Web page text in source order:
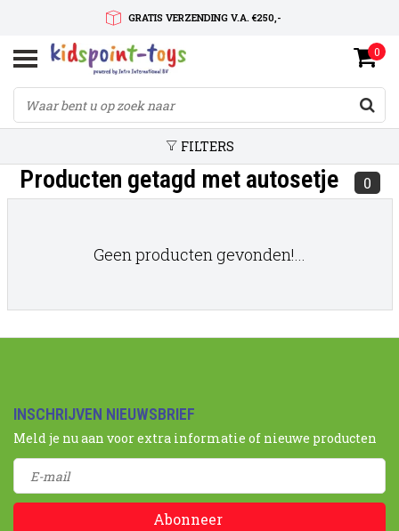
GRATIS VERZENDING V.A. €250,-
SNELLE LEVERTIJD
SERVICE OP MAAT
0
FILTERS
Producten getagd met autosetje 0
Geen producten gevonden!...
INSCHRIJVEN NIEUWSBRIEF
Meld je nu aan voor extra informatie of nieuwe producten
Abonneer